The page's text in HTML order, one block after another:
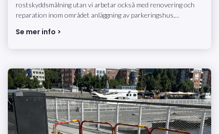
rostskyddsmålning utan vi arbetar också med renovering och
reparation inom området anläggning av parkeringshus,...
Se mer info >